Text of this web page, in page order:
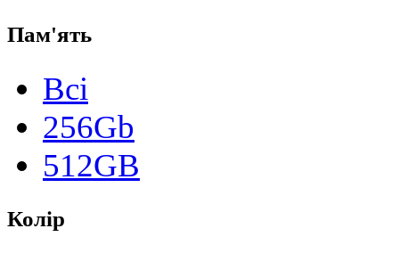
Пам'ять
Всі
256Gb
512GB
Колір